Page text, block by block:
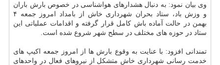
وی بیان نمود: به دنبال هشدارهای هواشناسی در خصوص بارش باران
و وزش باد، ستاد بحران شهرداری خاش از بامداد امروز جمعه ۴
بهمن در حالت آماده باش كامل قرار گرفته و اقدامات عملیاتی این
ستاد در حوزه های مختلف در سطح شهر شروع شده است.
تمندانی افزود: با عنایت به وقوع بارش ها از امروز جمعه اكیپ های
خدمت رسانی شهرداری خاش متشكل از نیروهای فعال در واحدهای